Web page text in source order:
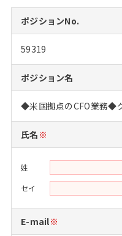
MBAからのFAQ
MBA留学生数の推移
インターン受入企業一覧
MBAを生かす求人特集
年齢と年収の相関図
よくある面接Q&A集
外資系／面接攻略のコツ
転職成功への4つの鍵
キャリアに効く一冊
注目企業インタビュー
キャリアフォーラム
プロ経営者の特別セミナー
Career Talk Live
採用情報
パブリシティ
ニュースリリース
ポジションNo.
59319
ポジション名
◆米国拠点のCFO業務◆
氏名 ※
姓
セイ
E-mail※